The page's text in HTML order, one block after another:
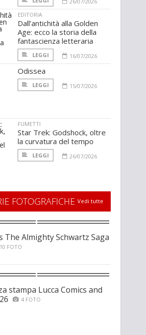
EDITORIA
Dall’antichità alla Golden
Age: ecco la storia della
fantascienza letteraria
LEGGI 16/07/2026
Odissea
LEGGI 15/07/2026
FUMETTI
Star Trek: Godshock, oltre
la curvatura del tempo
LEGGI 26/07/2026
FOTOGRAFICHE Vedi tutte
The Almighty Schwartz Saga
10 FOTO
stampa Lucca Comics and
4 FOTO